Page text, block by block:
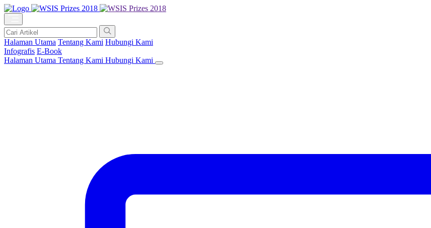
Halaman Utama Tentang Kami Hubungi Kami
Infografis E-Book
Halaman Utama Tentang Kami Hubungi Kami